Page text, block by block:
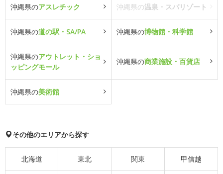
沖縄県のアスレチック 沖縄県の温泉・スパリゾート
沖縄県の道の駅・SA/PA 沖縄県の博物館・科学館
沖縄県のアウトレット・ショ
ッピングモール
沖縄県の商業施設・百貨店
沖縄県の美術館
その他のエリアから探す
北海道 東北 関東 甲信越